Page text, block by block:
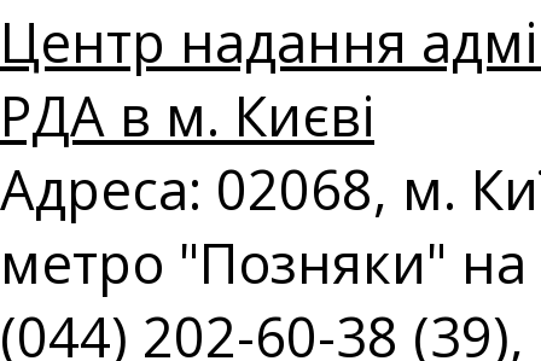
Центр надання
РДА в м. Києві
Адреса: 02068, м.
метро "Позняки"
(044) 202-60-38